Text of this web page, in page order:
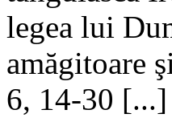
legea lui
amăgitoare
6, 14-30 [...]